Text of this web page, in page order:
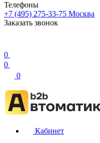
Телефоны
+7 (495) 275-33-75 Москва
Заказать звонок
0
0
0
Кабинет